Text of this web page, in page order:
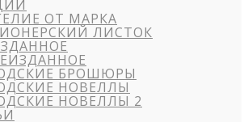
ОТ МАРКА
ЛИСТОК
БРОШЮРЫ
НОВЕЛЛЫ
НОВЕЛЛЫ 2